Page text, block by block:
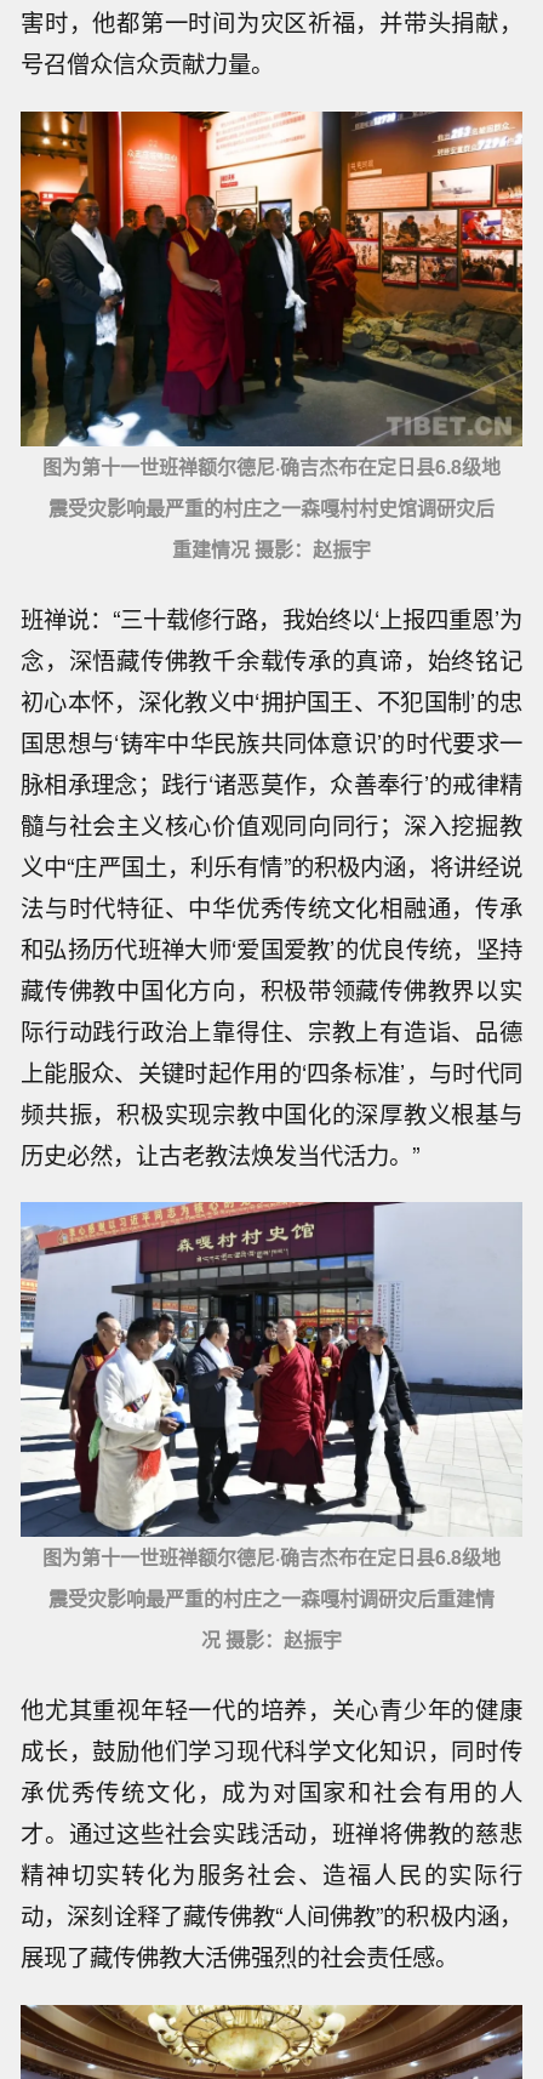
害时，他都第一时间为灾区祈福，并带头捐献，
号召僧众信众贡献力量。
图为第十一世班禅额尔德尼·确吉杰布在定日县6.8级地
震受灾影响最严重的村庄之一森嘎村村史馆调研灾后
重建情况 摄影：赵振宇
班禅说：“三十载修行路，我始终以‘上报四重恩’为
念，深悟藏传佛教千余载传承的真谛，始终铭记
初心本怀，深化教义中‘拥护国王、不犯国制’的忠
国思想与‘铸牢中华民族共同体意识’的时代要求一
脉相承理念；践行‘诸恶莫作，众善奉行’的戒律精
髓与社会主义核心价值观同向同行；深入挖掘教
义中“庄严国土，利乐有情”的积极内涵，将讲经说
法与时代特征、中华优秀传统文化相融通，传承
和弘扬历代班禅大师‘爱国爱教’的优良传统，坚持
藏传佛教中国化方向，积极带领藏传佛教界以实
际行动践行政治上靠得住、宗教上有造诣、品德
上能服众、关键时起作用的‘四条标准’，与时代同
频共振，积极实现宗教中国化的深厚教义根基与
历史必然，让古老教法焕发当代活力。”
图为第十一世班禅额尔德尼·确吉杰布在定日县6.8级地
震受灾影响最严重的村庄之一森嘎村调研灾后重建情
况 摄影：赵振宇
他尤其重视年轻一代的培养，关心青少年的健康
成长，鼓励他们学习现代科学文化知识，同时传
承优秀传统文化，成为对国家和社会有用的人
才。通过这些社会实践活动，班禅将佛教的慈悲
精神切实转化为服务社会、造福人民的实际行
动，深刻诠释了藏传佛教“人间佛教”的积极内涵，
展现了藏传佛教大活佛强烈的社会责任感。